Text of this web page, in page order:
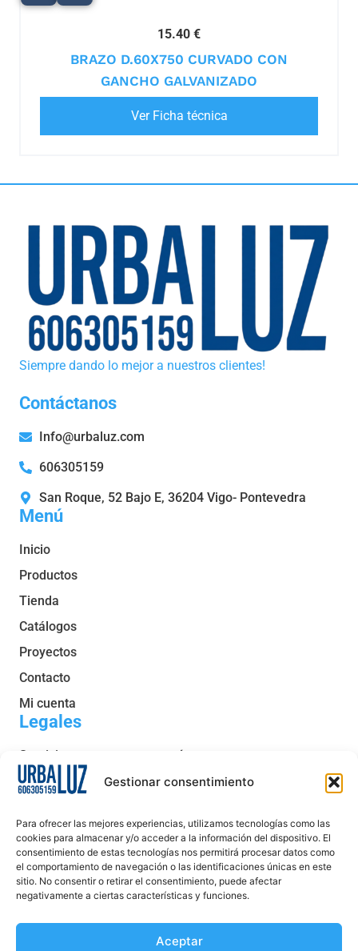
Gestionar consentimiento
Para ofrecer las mejores experiencias, utilizamos tecnologías como las
cookies para almacenar y/o acceder a la información del dispositivo. El
consentimiento de estas tecnologías nos permitirá procesar datos como
el comportamiento de navegación o las identificaciones únicas en este
sitio. No consentir o retirar el consentimiento, puede afectar
negativamente a ciertas características y funciones.
Aceptar
15.40 €
BRAZO D.60X750 CURVADO CON
GANCHO GALVANIZADO
Ver Ficha técnica
Siempre dando lo mejor a nuestros clientes!
Menú
Inicio
Productos
Tienda
Catálogos
Proyectos
Contacto
Mi cuenta
Legales
Servicio post venta y garantía
Condiciones generales de venta
Política de cookies
Aviso legal
Declaración de accesibilidad
Contáctanos
Info@urbaluz.com
606305159
San Roque, 52 Bajo E, 36204 Vigo- Pontevedra